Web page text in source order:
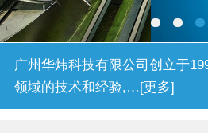
广州华炜科技有限公司创立于
领域的技术和经验,…[更多]